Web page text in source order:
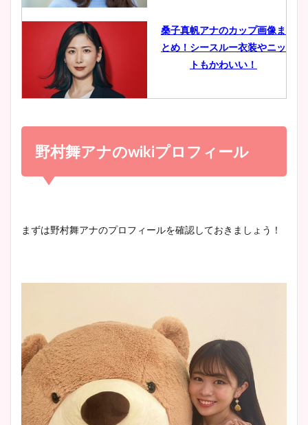
豊島実季アナのカップ画像ま
とめ！美脚や水着姿に年齢も
宇賀神メグアナのニット画像
まとめた！
桑子真帆アナのカップ画像ま
とめ！シースルー衣装やニッ
トもかわいい！
小室瑛莉子のカップ画像まと
め！足が美脚でニット衣装も
かわいい！
清水麻椰アナのかわいい画
大家彩香アナのかわいいカッ
プ画像まとめ！同期や実家に
wikiプロフも！
安藤萌々アナのカップ画像や
野村舞アナのwikiプロフィール
まずは野村舞アナのプロフィールを確認しておきましょう！